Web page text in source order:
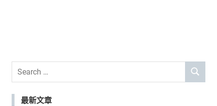
Search
SEARCH
最新文章